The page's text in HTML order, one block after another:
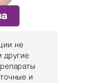
не
другие
и